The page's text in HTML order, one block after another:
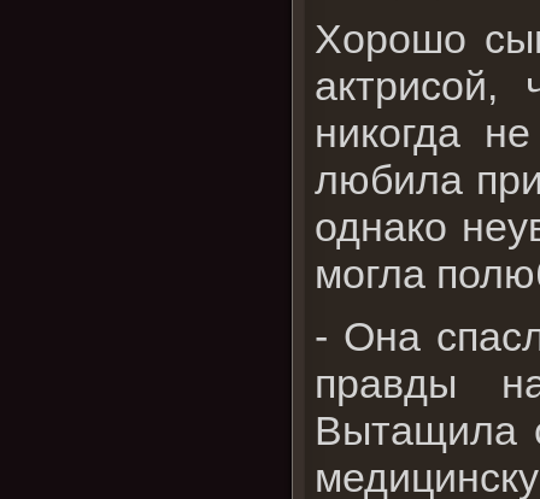
Хорошо
актрисой,
никогда
любила
однако
могла
- Она
правды
Вытащила